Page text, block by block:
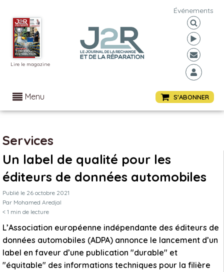
Lire le magazine
Événements
Menu S'ABONNER
Services
Un label de qualité pour les
éditeurs de données automobiles
Publié le 26 octobre 2021
Par Mohamed Aredjal
< 1 min de lecture
L’Association européenne indépendante des éditeurs de
données automobiles (ADPA) annonce le lancement d’un
label en faveur d’une publication "durable" et
"équitable" des informations techniques pour la filière